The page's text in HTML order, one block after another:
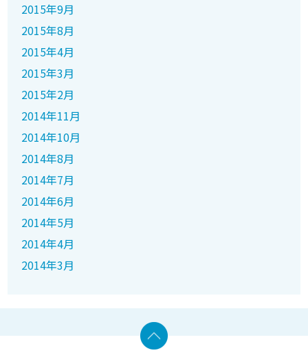
2015年9月
2015年8月
2015年4月
2015年3月
2015年2月
2014年11月
2014年10月
2014年8月
2014年7月
2014年6月
2014年5月
2014年4月
2014年3月